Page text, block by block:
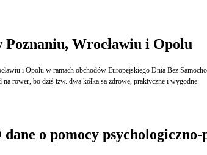
Poznaniu, Wrocławiu i Opolu
na rower, bo dziś tzw. dwa kółka są zdrowe, praktyczne i wygodne.
o pomocy